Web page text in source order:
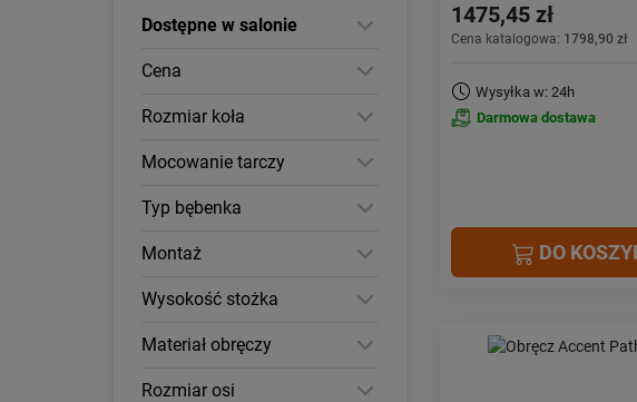
Dostępne w salonie
Cena
Rozmiar koła
Mocowanie tarczy
Typ bębenka
Montaż
Wysokość stożka
Materiał obręczy
Rozmiar osi
1475,45 zł
Cena katalogowa: 1798,90 zł
Wysyłka w: 24h
Darmowa dostawa
DO